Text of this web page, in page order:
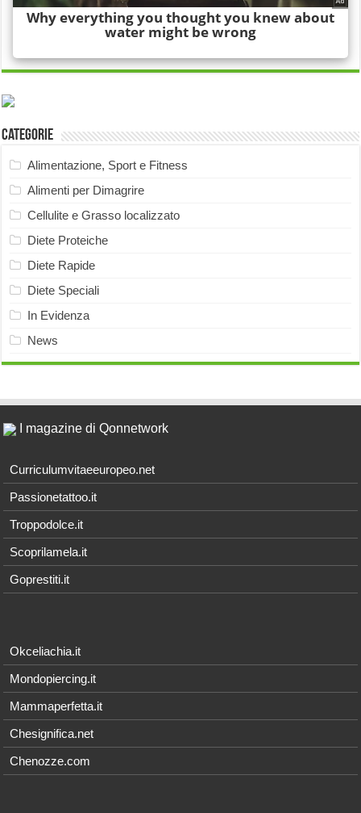
Categorie
Alimentazione, Sport e Fitness
Alimenti per Dimagrire
Cellulite e Grasso localizzato
Diete Proteiche
Diete Rapide
Diete Speciali
In Evidenza
News
I magazine di Qonnetwork
Curriculumvitaeeuropeo.net
Passionetattoo.it
Troppodolce.it
Scoprilamela.it
Goprestiti.it
Okceliachia.it
Mondopiercing.it
Mammaperfetta.it
Chesignifica.net
Chenozze.com